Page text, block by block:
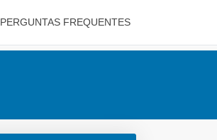
PERGUNTAS FREQUENTES